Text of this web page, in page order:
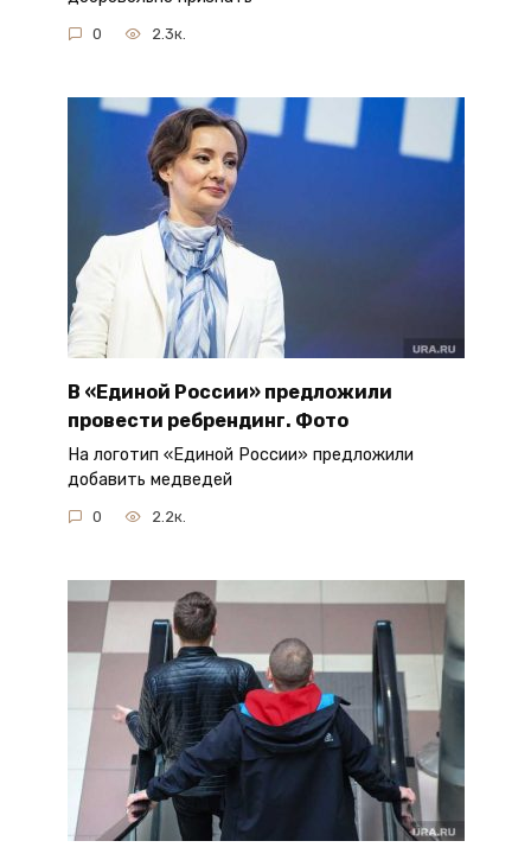
0 2.3к.
В «Единой России» предложили
провести ребрендинг. Фото
На логотип «Единой России» предложили
добавить медведей
0 2.2к.